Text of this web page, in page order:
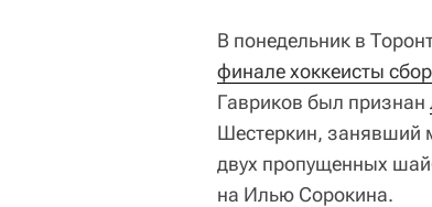
В понедельник в
финале хоккеисты
Гавриков был признан
Шестеркин, занявший
двух пропущенных
на Илью Сорокина.